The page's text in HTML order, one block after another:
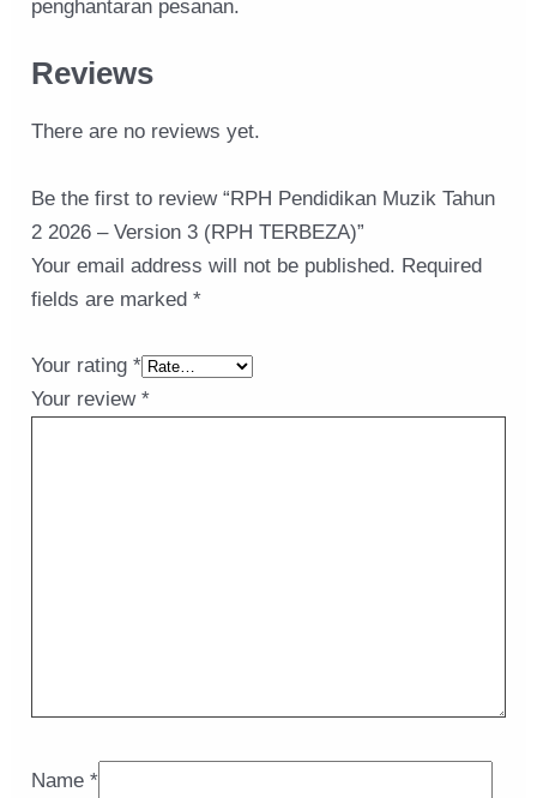
penghantaran pesanan.
Reviews
There are no reviews yet.
Be the first to review “RPH Pendidikan Muzik Tahun
2 2026 – Version 3 (RPH TERBEZA)”
Your email address will not be published. Required
fields are marked*
Your rating*
Your review*
Name*